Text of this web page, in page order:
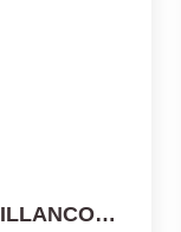
Appartement BOULOGNE BILLANCOURT - 2 Pièce(s) - 46 M2